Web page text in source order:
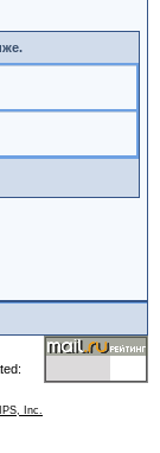
IPS, Inc.